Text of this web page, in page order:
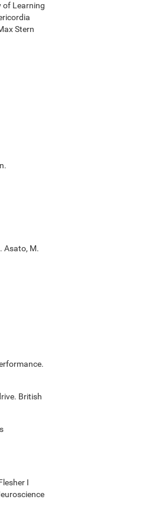
of Learning
Stern
Asato, M.
British
I